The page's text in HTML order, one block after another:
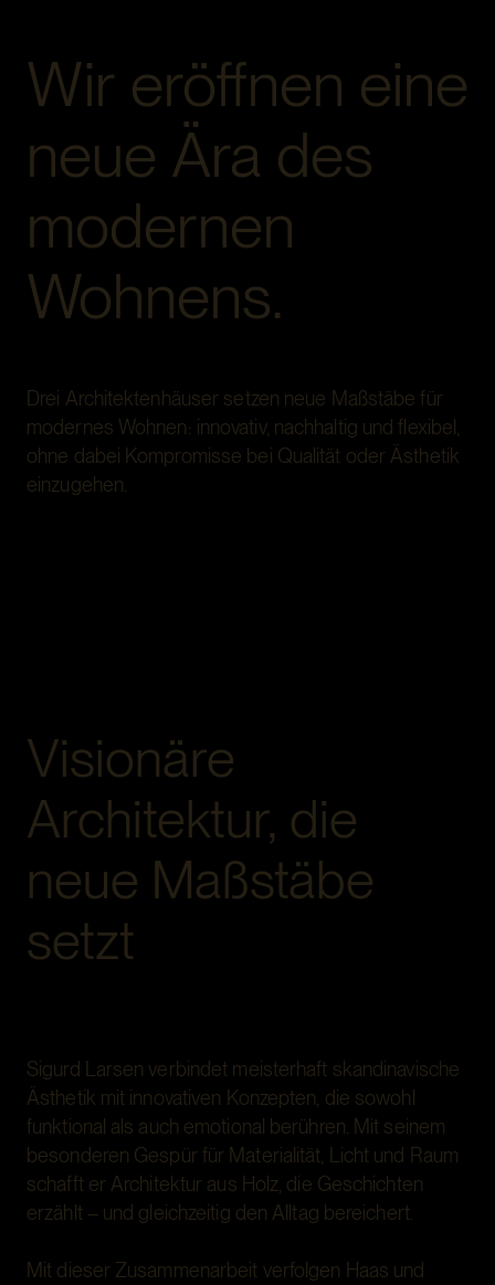
Wir eröffnen eine
neue Ära des
modernen
Wohnens.
Drei Architektenhäuser setzen neue Maßstäbe für
modernes Wohnen: innovativ, nachhaltig und flexibel,
ohne dabei Kompromisse bei Qualität oder Ästhetik
einzugehen.
Visionäre
Architektur, die
neue Maßstäbe
setzt
Sigurd Larsen verbindet meisterhaft skandinavische
Ästhetik mit innovativen Konzepten, die sowohl
funktional als auch emotional berühren. Mit seinem
besonderen Gespür für Materialität, Licht und Raum
schafft er Architektur aus Holz, die Geschichten
erzählt – und gleichzeitig den Alltag bereichert.
Mit dieser Zusammenarbeit verfolgen Haas und